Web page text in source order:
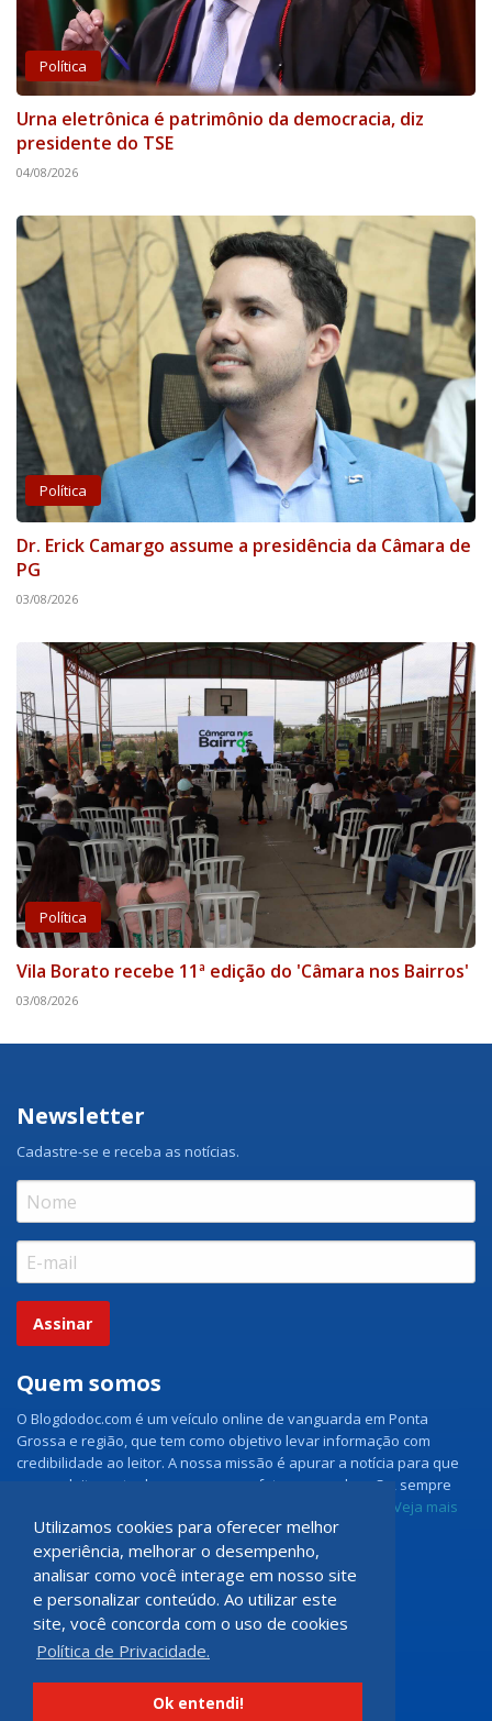
Utilizamos cookies para oferecer melhor
experiência, melhorar o desempenho,
analisar como você interage em nosso site
e personalizar conteúdo. Ao utilizar este
site, você concorda com o uso de cookies
Política de Privacidade.
Ok entendi!
Política
Urna eletrônica é patrimônio da democracia, diz
presidente do TSE
04/08/2026
Política
Dr. Erick Camargo assume a presidência da Câmara de
PG
03/08/2026
Política
Vila Borato recebe 11ª edição do 'Câmara nos Bairros'
03/08/2026
Newsletter
Cadastre-se e receba as notícias.
Assinar
Quem somos
O Blogdodoc.com é um veículo online de vanguarda em Ponta
Grossa e região, que tem como objetivo levar informação com
credibilidade ao leitor. A nossa missão é apurar a notícia para que
nossos leitores tenham acesso aos fatos como eles são, sempre
Veja mais
Grupo Doc.com
Rua Rio de Janeiro, 150 - Sala 102
CEP: 84070-060 - Nova Rússia
Ponta Grossa \ PR